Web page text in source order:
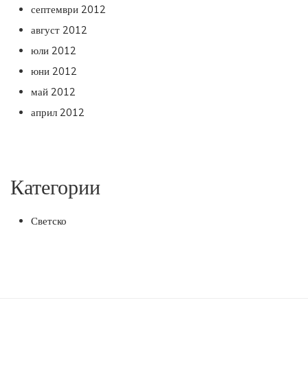
септември 2012
август 2012
юли 2012
юни 2012
май 2012
април 2012
Категории
Светско